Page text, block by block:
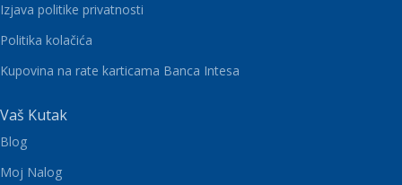
Izjava politike privatnosti
Politika kolačića
Kupovina na rate karticama Banca Intesa
Vaš Kutak
Blog
Moj Nalog